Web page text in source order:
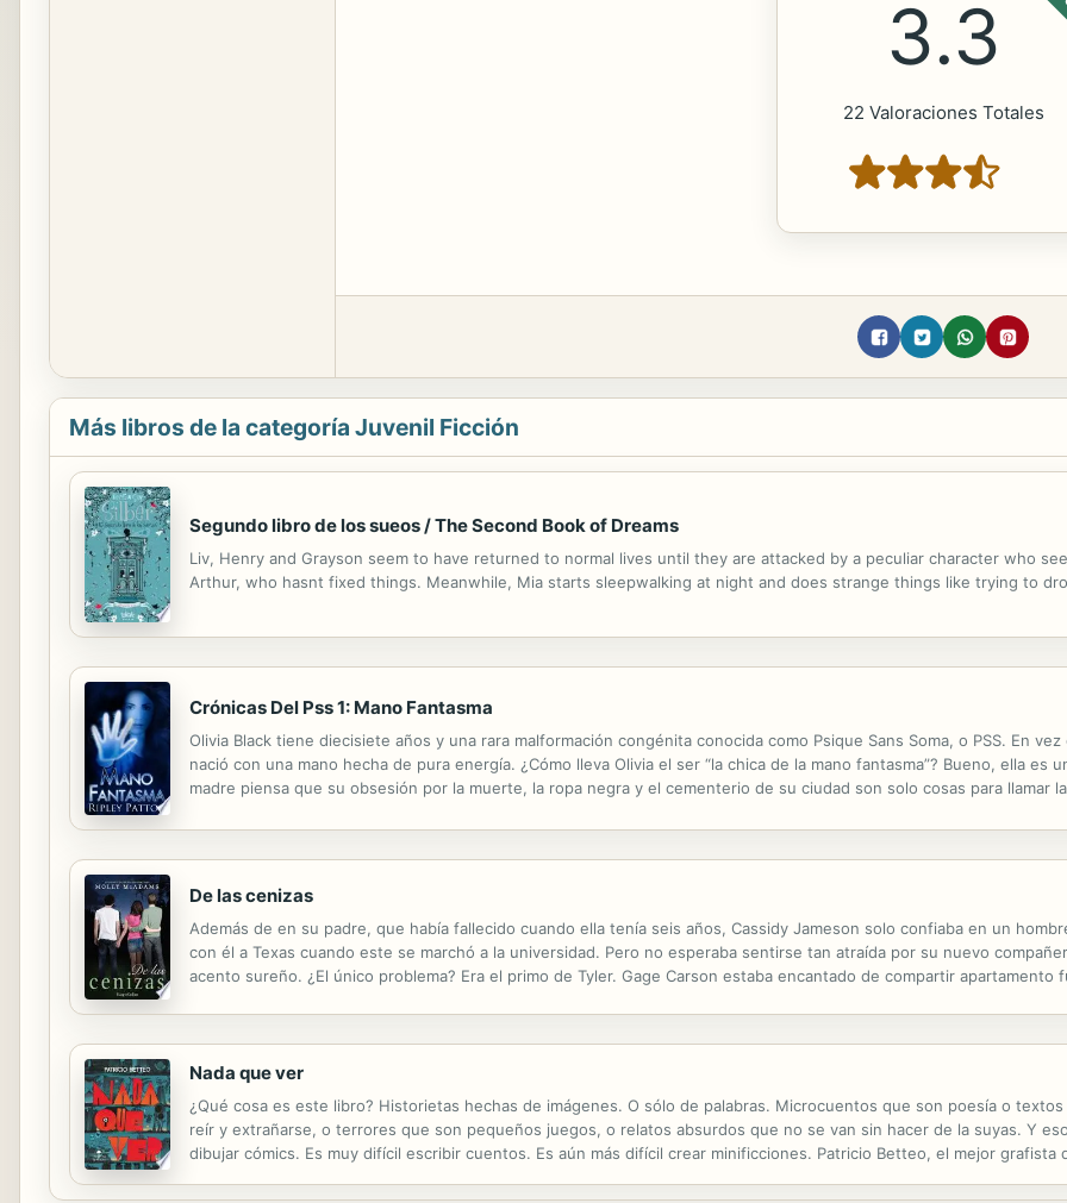
3.3
22 Valoraciones Totales
Más libros de la categoría Juvenil Ficción
Segundo libro de los sueos / The Second Book of Dreams
Liv, Henry and Grayson seem to have returned to normal lives until they are attacked by a peculiar character who
Arthur, who hasnt fixed things. Meanwhile, Mia starts sleepwalking at night and does strange things like trying to
Crónicas Del Pss 1: Mano Fantasma
Olivia Black tiene diecisiete años y una rara malformación congénita conocida como Psique Sans Soma, o PSS. En
nació con una mano hecha de pura energía. ¿Cómo lleva Olivia el ser “la chica de la mano fantasma”? Bueno, ella es
madre piensa que su obsesión por la muerte, la ropa negra y el cementerio de su ciudad son solo cosas para llamar
De las cenizas
Además de en su padre, que había fallecido cuando ella tenía seis años, Cassidy Jameson solo confiaba en un
con él a Texas cuando este se marchó a la universidad. Pero no esperaba sentirse tan atraída por su nuevo
acento sureño. ¿El único problema? Era el primo de Tyler. Gage Carson estaba encantado de compartir apartamento
Nada que ver
¿Qué cosa es este libro? Historietas hechas de imágenes. O sólo de palabras. Microcuentos que son poesía o
reír y extrañarse, o terrores que son pequeños juegos, o relatos absurdos que no se van sin hacer de la suyas. Y
dibujar cómics. Es muy difícil escribir cuentos. Es aún más difícil crear minificciones. Patricio Betteo, el mejor grafista